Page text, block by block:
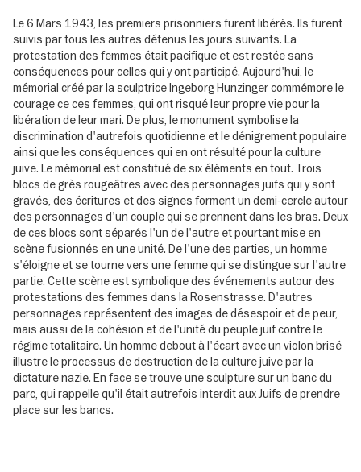
Le 6 Mars 1943, les premiers prisonniers furent libérés. Ils furent
suivis par tous les autres détenus les jours suivants. La
protestation des femmes était pacifique et est restée sans
conséquences pour celles qui y ont participé. Aujourd'hui, le
mémorial créé par la sculptrice Ingeborg Hunzinger commémore le
courage ce ces femmes, qui ont risqué leur propre vie pour la
libération de leur mari. De plus, le monument symbolise la
discrimination d'autrefois quotidienne et le dénigrement populaire
ainsi que les conséquences qui en ont résulté pour la culture
juive. Le mémorial est constitué de six éléments en tout. Trois
blocs de grès rougeâtres avec des personnages juifs qui y sont
gravés, des écritures et des signes forment un demi-cercle autour
des personnages d'un couple qui se prennent dans les bras. Deux
de ces blocs sont séparés l'un de l'autre et pourtant mise en
scène fusionnés en une unité. De l'une des parties, un homme
s'éloigne et se tourne vers une femme qui se distingue sur l'autre
partie. Cette scène est symbolique des événements autour des
protestations des femmes dans la Rosenstrasse. D'autres
personnages représentent des images de désespoir et de peur,
mais aussi de la cohésion et de l'unité du peuple juif contre le
régime totalitaire. Un homme debout à l'écart avec un violon brisé
illustre le processus de destruction de la culture juive par la
dictature nazie. En face se trouve une sculpture sur un banc du
parc, qui rappelle qu'il était autrefois interdit aux Juifs de prendre
place sur les bancs.